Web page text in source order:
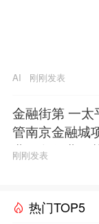
AI 刚刚发表
金融街第 一太
管南京金融城
业服务行业示
刚刚发表
热门TOP5